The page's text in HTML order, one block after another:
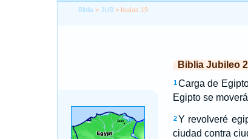
Biblia >JUB > Isaías 19
Biblia Jubileo
1 Carga de
Egipto se
2 Y revolveré
ciudad contra